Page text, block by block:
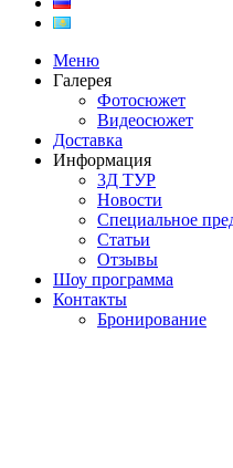
Меню
Галерея
Фотосюжет
Видеосюжет
Доставка
Информация
3Д ТУР
Новости
Cпециальное
Статьи
Отзывы
Шоу программа
Контакты
Бронирование